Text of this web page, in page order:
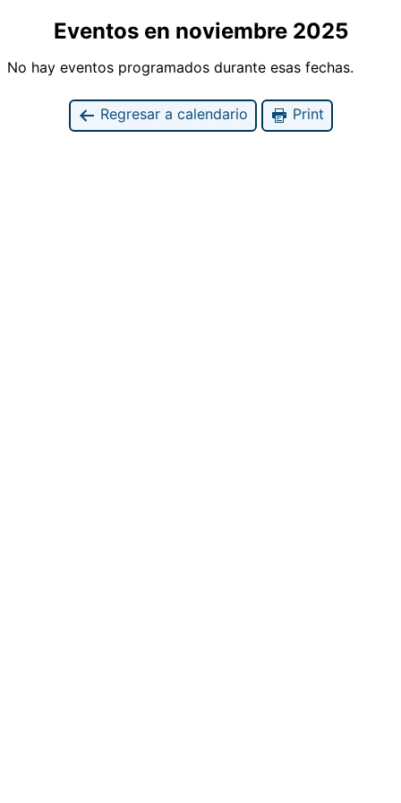
Eventos en noviembre 2025
No hay eventos programados durante esas fechas.
Regresar a calendario Print